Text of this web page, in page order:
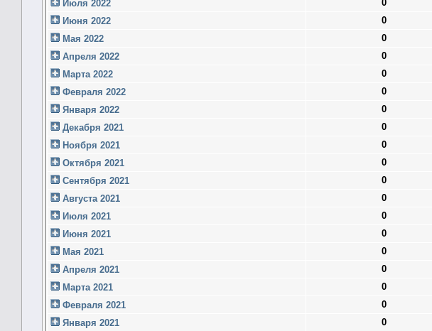
Июля 2022
0
Июня 2022
0
Мая 2022
0
Апреля 2022
0
Марта 2022
0
Февраля 2022
0
Января 2022
0
Декабря 2021
0
Ноября 2021
0
Октября 2021
0
Сентября 2021
0
Августа 2021
0
Июля 2021
0
Июня 2021
0
Мая 2021
0
Апреля 2021
0
Марта 2021
0
Февраля 2021
0
Января 2021
0